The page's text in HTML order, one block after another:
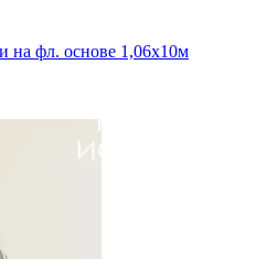
фл. основе 1,06х10м